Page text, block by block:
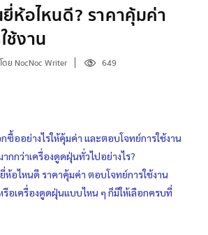
อไหนดี? ราคาคุ้มค่า
ช้งาน
โดย NocNoc Writer 649
ออย่างไรให้คุ้มค่า และตอบโจทย์การใช้งาน
กกว่าเครื่องดูดฝุ่นทั่วไปอย่างไร?
อไหนดี ราคาคุ้มค่า ตอบโจทย์การใช้งาน
อเครื่องดูดฝุ่นแบบไหน ๆ ก็มีให้เลือกครบที่